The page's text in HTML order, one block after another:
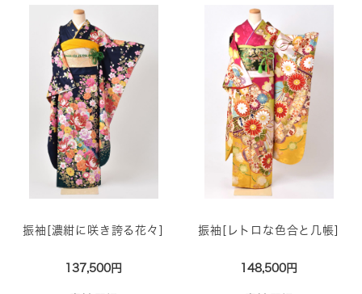
振袖[濃紺に咲き誇る花々]
137,500円
振袖[レトロな色合と几帳]
148,500円